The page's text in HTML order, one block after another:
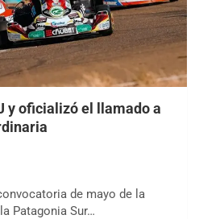
y oficializó el llamado a
de mayo de la
Patagonia Sur…